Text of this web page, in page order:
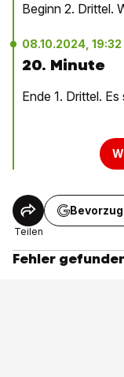
Beginn 2. Drittel.
08.10.2024, 19:32
20. Minute
Ende 1. Drittel.
Teilen
Fehler